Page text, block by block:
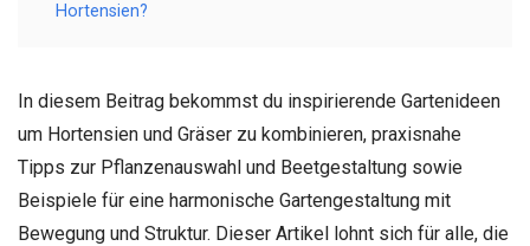
Hortensien?
In diesem Beitrag bekommst du inspirierende Gartenideen
um Hortensien und Gräser zu kombinieren, praxisnahe
Tipps zur Pflanzenauswahl und Beetgestaltung sowie
Beispiele für eine harmonische Gartengestaltung mit
Bewegung und Struktur. Dieser Artikel lohnt sich für alle, die